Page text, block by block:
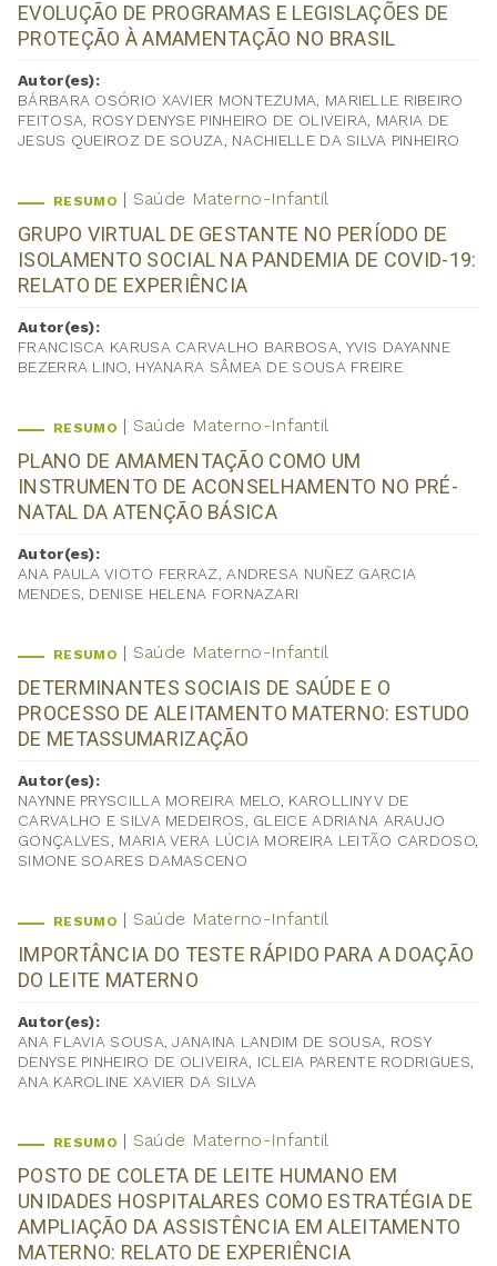
EVOLUÇÃO DE PROGRAMAS E LEGISLAÇÕES DE
PROTEÇÃO À AMAMENTAÇÃO NO BRASIL
Autor(es):
BÁRBARA OSÓRIO XAVIER MONTEZUMA, MARIELLE RIBEIRO
FEITOSA, ROSY DENYSE PINHEIRO DE OLIVEIRA, MARIA DE
JESUS QUEIROZ DE SOUZA, NACHIELLE DA SILVA PINHEIRO
RESUMO Saúde Materno-Infantil
GRUPO VIRTUAL DE GESTANTE NO PERÍODO DE
ISOLAMENTO SOCIAL NA PANDEMIA DE COVID-19:
RELATO DE EXPERIÊNCIA
Autor(es):
FRANCISCA KARUSA CARVALHO BARBOSA, YVIS DAYANNE
BEZERRA LINO, HYANARA SÂMEA DE SOUSA FREIRE
RESUMO Saúde Materno-Infantil
PLANO DE AMAMENTAÇÃO COMO UM
INSTRUMENTO DE ACONSELHAMENTO NO PRÉ-
NATAL DA ATENÇÃO BÁSICA
Autor(es):
ANA PAULA VIOTO FERRAZ, ANDRESA NUÑEZ GARCIA
MENDES, DENISE HELENA FORNAZARI
RESUMO Saúde Materno-Infantil
DETERMINANTES SOCIAIS DE SAÚDE E O
PROCESSO DE ALEITAMENTO MATERNO: ESTUDO
DE METASSUMARIZAÇÃO
Autor(es):
NAYNNE PRYSCILLA MOREIRA MELO, KAROLLINY V DE
CARVALHO E SILVA MEDEIROS, GLEICE ADRIANA ARAUJO
GONÇALVES, MARIA VERA LÚCIA MOREIRA LEITÃO CARDOSO,
SIMONE SOARES DAMASCENO
RESUMO Saúde Materno-Infantil
IMPORTÂNCIA DO TESTE RÁPIDO PARA A DOAÇÃO
DO LEITE MATERNO
Autor(es):
ANA FLAVIA SOUSA, JANAINA LANDIM DE SOUSA, ROSY
DENYSE PINHEIRO DE OLIVEIRA, ICLEIA PARENTE RODRIGUES,
ANA KAROLINE XAVIER DA SILVA
RESUMO Saúde Materno-Infantil
POSTO DE COLETA DE LEITE HUMANO EM
UNIDADES HOSPITALARES COMO ESTRATÉGIA DE
AMPLIAÇÃO DA ASSISTÊNCIA EM ALEITAMENTO
MATERNO: RELATO DE EXPERIÊNCIA